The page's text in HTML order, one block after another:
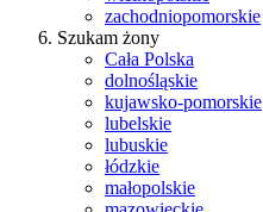
zachodniopomorskie
Szukam żony
Cała Polska
dolnośląskie
kujawsko-pomorskie
lubelskie
lubuskie
łódzkie
małopolskie